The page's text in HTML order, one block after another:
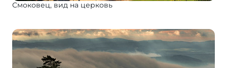
Смоковец, вид на церковь